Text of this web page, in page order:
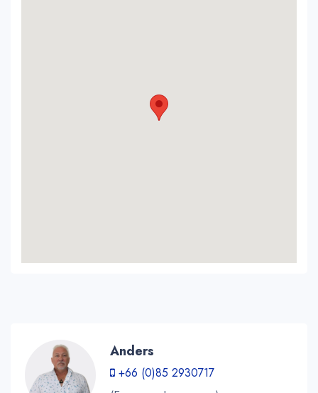
Anders
+66 (0)85 2930717